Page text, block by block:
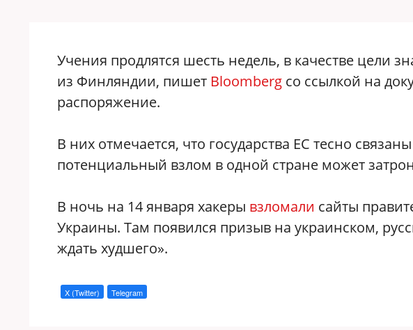
Учения продлятся шесть недель, в качестве цели
из Финляндии, пишет Bloomberg со ссылкой на
распоряжение.
В них отмечается, что государства ЕС тесно
потенциальный взлом в одной стране может
В ночь на 14 января хакеры взломали сайты
Украины. Там появился призыв на украинском,
ждать худшего».
X (Twitter) Telegram